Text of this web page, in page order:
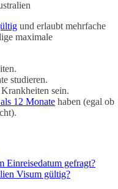
und erlaubt mehrfache
maximale
studieren.
sein.
12 Monate haben (egal ob
Einreisedatum gefragt?
Visum gültig?